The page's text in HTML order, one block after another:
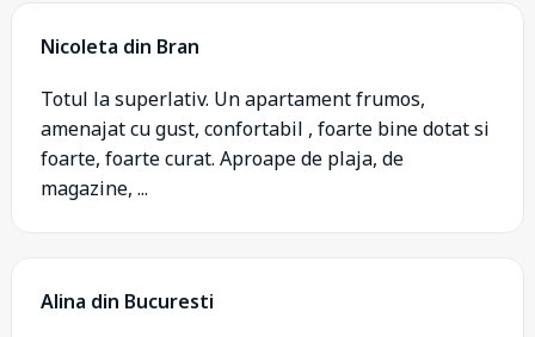
Nicoleta din Bran
Totul la superlativ. Un apartament frumos,
amenajat cu gust, confortabil , foarte bine dotat si
foarte, foarte curat. Aproape de plaja, de
magazine, ...
Alina din Bucuresti